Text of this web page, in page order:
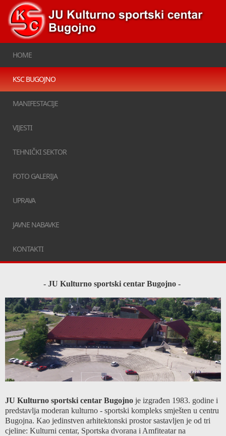
HOME
KSC BUGOJNO
MANIFESTACIJE
VIJESTI
TEHNIČKI SEKTOR
FOTO GALERIJA
UPRAVA
JAVNE NABAVKE
KONTAKTI
- JU Kulturno sportski centar Bugojno -
JU Kulturno sportski centar Bugojno je izgrađen 1983. godine i
predstavlja moderan kulturno - sportski kompleks smješten u centru
Bugojna. Kao jedinstven arhitektonski prostor sastavljen je od tri
cjeline: Kulturni centar, Sportska dvorana i Amfiteatar na